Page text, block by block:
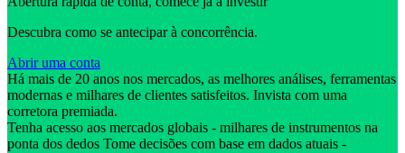
Descubra como se antecipar à concorrência.
Abrir uma conta
Há mais de 20 anos nos mercados, as melhores análises, ferramentas
modernas e milhares de clientes satisfeitos. Invista com uma
corretora premiada.
Tenha acesso aos mercados globais - milhares de instrumentos na
ponta dos dedos Tome decisões com base em dados atuais -